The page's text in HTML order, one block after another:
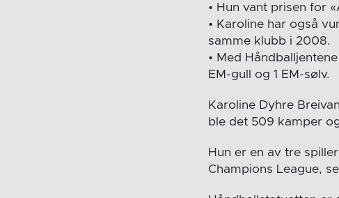
• Hun vant prisen for
• Karoline har også
samme klubb i 2008.
• Med
EM-gull og 1 EM-sølv.
Karoline Dyhre
ble det 509 kamper
Hun er en av tre
Champions League,